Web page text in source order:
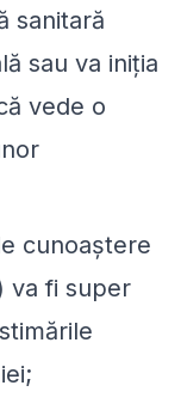
sanitară
sau va iniția
vede o
cunoaștere
va fi super